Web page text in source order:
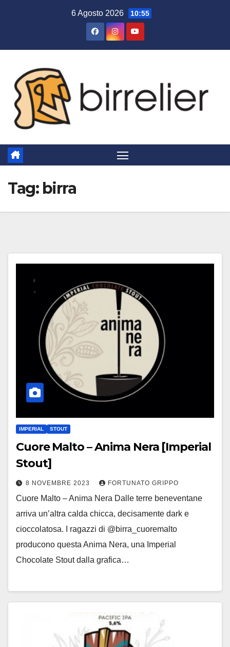
6 Agosto 2026 10:55
Tag: birra
IMPERIAL STOUT
Cuore Malto – Anima Nera [Imperial
Stout]
8 NOVEMBRE 2023 FORTUNATO GRIPPO
Cuore Malto – Anima Nera Dalle terre beneventane
arriva un’altra calda chicca, decisamente dark e
cioccolatosa. I ragazzi di @birra_cuoremalto
producono questa Anima Nera, una Imperial
Chocolate Stout dalla grafica…